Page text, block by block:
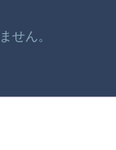
せん。